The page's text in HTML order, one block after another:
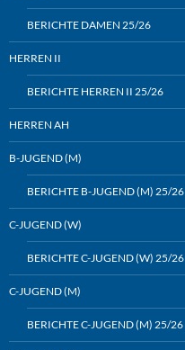
BERICHTE DAMEN 25/26
HERREN II
BERICHTE HERREN II 25/26
HERREN AH
B-JUGEND (M)
BERICHTE B-JUGEND (M) 25/26
C-JUGEND (W)
BERICHTE C-JUGEND (W) 25/26
C-JUGEND (M)
BERICHTE C-JUGEND (M) 25/26